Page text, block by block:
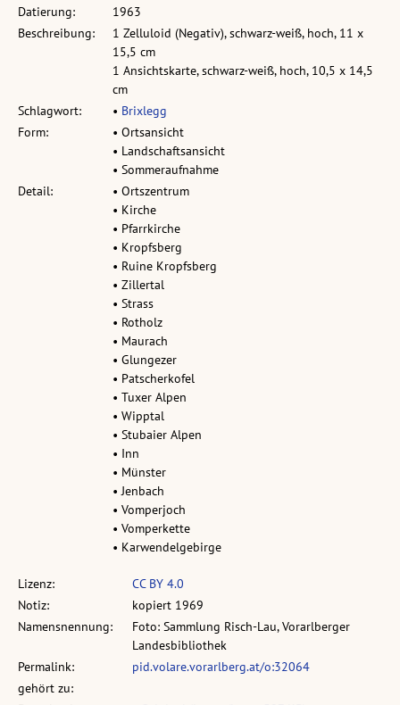
Datierung:
1963
Beschreibung:
1 Zelluloid (Negativ), schwarz-weiß, hoch, 11 x
15,5 cm
1 Ansichtskarte, schwarz-weiß, hoch, 10,5 x 14,5
cm
Schlagwort:
• Brixlegg
Form:
• Ortsansicht
• Landschaftsansicht
• Sommeraufnahme
Detail:
• Ortszentrum
• Kirche
• Pfarrkirche
• Kropfsberg
• Ruine Kropfsberg
• Zillertal
• Strass
• Rotholz
• Maurach
• Glungezer
• Patscherkofel
• Tuxer Alpen
• Wipptal
• Stubaier Alpen
• Inn
• Münster
• Jenbach
• Vomperjoch
• Vomperkette
• Karwendelgebirge
Lizenz:
CC BY 4.0
Notiz:
kopiert 1969
Namensnennung:
Foto: Sammlung Risch-Lau, Vorarlberger
Landesbibliothek
Permalink:
pid.volare.vorarlberg.at/o:32064
gehört zu: